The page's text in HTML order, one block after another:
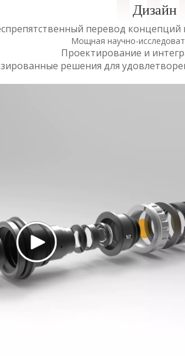
Дизайн
перевод концепций
Мощная научно-
Проектирование и
решения для